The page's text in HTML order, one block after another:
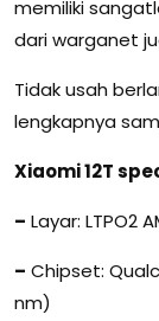
memiliki
dari warganet
Tidak usah
lengkapnya
Xiaomi 12T
– Layar: LTPO2
– Chipset:
nm)